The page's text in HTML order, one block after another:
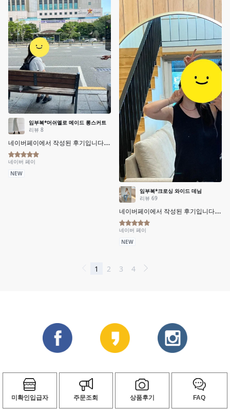
미확인입급자 주문조회 상품후기 FAQ